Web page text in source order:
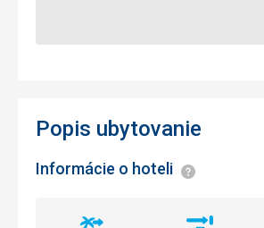
Popis ubytovanie
Informácie o hoteli Informácie